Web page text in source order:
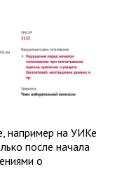
например на УИКе
после начала
о